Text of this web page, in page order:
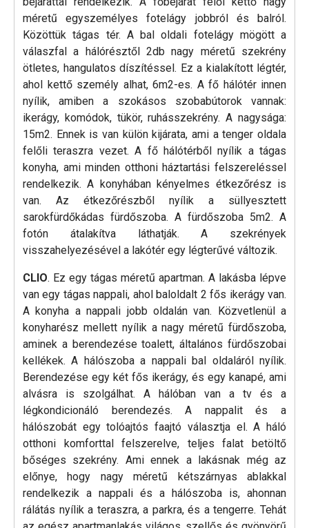
méretű egyszemélyes fotelágy jobbról és balról.
Közöttük tágas tér. A bal oldali fotelágy mögött a
válaszfal a hálórésztől 2db nagy méretű szekrény
ötletes, hangulatos díszítéssel. Ez a kialakított légtér,
ahol kettő személy alhat, 6m2-es. A fő hálótér innen
nyílik, amiben a szokásos szobabútorok vannak:
ikerágy, komódok, tükör, ruhásszekrény. A nagysága:
15m2. Ennek is van külön kijárata, ami a tenger oldala
felőli teraszra vezet. A fő hálótérből nyílik a tágas
konyha, ami minden otthoni háztartási felszereléssel
rendelkezik. A konyhában kényelmes étkezőrész is
van. Az étkezőrészből nyílik a süllyesztett
sarokfürdőkádas fürdőszoba. A fürdőszoba 5m2. A
fotón átalakítva láthatják. A szekrények
visszahelyezésével a lakótér egy légterűvé változik.
CLIO. Ez egy tágas méretű apartman. A lakásba lépve
van egy tágas nappali, ahol baloldalt 2 fős ikerágy van.
A konyha a nappali jobb oldalán van. Közvetlenül a
konyharész mellett nyílik a nagy méretű fürdőszoba,
aminek a berendezése toalett, általános fürdőszobai
kellékek. A hálószoba a nappali bal oldaláról nyílik.
Berendezése egy két fős ikerágy, és egy kanapé, ami
alvásra is szolgálhat. A hálóban van a tv és a
légkondicionáló berendezés. A nappalit és a
hálószobát egy tolóajtós faajtó választja el. A háló
otthoni komforttal felszerelve, teljes falat betöltő
bőséges szekrény. Ami ennek a lakásnak még az
előnye, hogy nagy méretű kétszárnyas ablakkal
rendelkezik a nappali és a hálószoba is, ahonnan
rálátás nyílik a teraszra, a parkra, és a tengerre. Tehát